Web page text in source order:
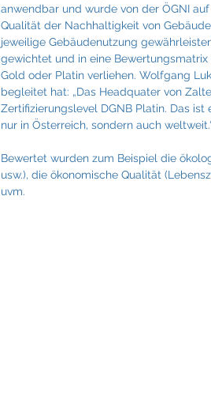
anwendbar und wurde von der ÖGNI
Qualität der Nachhaltigkeit von
jeweilige Gebäudenutzung
gewichtet und in eine
Gold oder Platin verliehen. Wolfgang
begleitet hat: „Das Headquater von
Zertifizierungslevel DGNB Platin. Das
nur in Österreich, sondern auch
Bewertet wurden zum Beispiel die
usw.), die ökonomische Qualität
uvm.